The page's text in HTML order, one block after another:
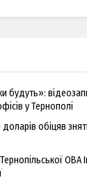
будуть»:
у Тернополі
обіцяв
ОВА